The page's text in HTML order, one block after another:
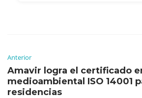
Anterior
Amavir logra el certificado
medioambiental ISO 14001
residencias